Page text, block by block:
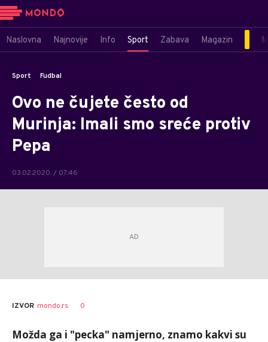
Naslovna Najnovije Info Sport Zabava Magazin
Sport Fudbal
Ovo ne čujete često od
Murinja: Imali smo sreće protiv
Pepa
03.02.2020. / 07:46
IZVOR mondo.rs 0
Možda ga i "pecka" namjerno, znamo kakvi su